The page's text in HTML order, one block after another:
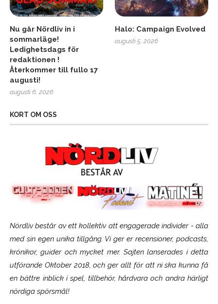
Nu går Nördliv in i
sommarläge!
Ledighetsdags för
redaktionen !
Återkommer till fullo 17
augusti!
augusti 6, 2026
Halo: Campaign Evolved
augusti 5, 2026
KORT OM OSS
Nördliv består av ett kollektiv att engagerade individer - alla
med sin egen unika tillgång. Vi ger er recensioner, podcasts,
krönikor, guider och mycket mer. Sajten lanserades i detta
utförande Oktober 2018, och ger allt för att ni ska kunna få
en bättre inblick i spel, tillbehör, hårdvara och andra härligt
nördiga spörsmål!